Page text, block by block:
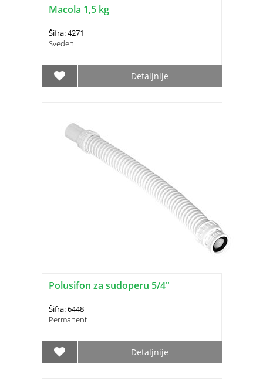
Macola 1,5 kg
Šifra: 4271
Sveden
Detaljnije
Polusifon za sudoperu 5/4"
Šifra: 6448
Permanent
Detaljnije